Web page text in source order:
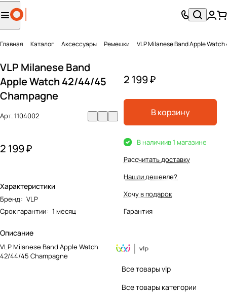
Главная Каталог Аксесcуары Ремешки VLP Milanese Band Apple
VLP Milanese Band
Apple Watch 42/44/45
Champagne
Арт.1104002
2 199 ₽
Характеристики
Бренд: VLP
Срок гарантии: 1 месяц
Описание
VLP Milanese Band Apple Watch
42/44/45 Champagne
2 199 ₽
В корзину
В наличиив 1 магазине
Рассчитать доставку
Нашли дешевле?
Хочу в подарок
Гарантия
Все товары vlp
Все товары категории